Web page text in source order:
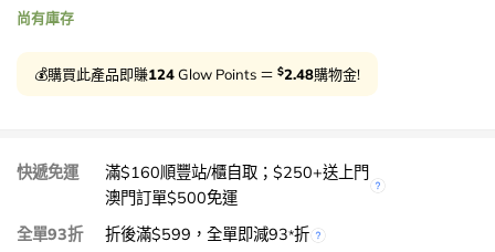
尚有庫存
💰購買此產品即賺124Glow Points ＝ $2.48購物金!
快遞免運
滿$160順豐站/櫃自取；$250+送上門
澳門訂單$500免運
全單93折
折後滿$599，全單即減93*折